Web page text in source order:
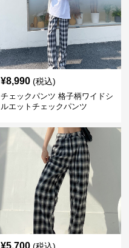
¥8,990 (税込)
チェックパンツ 格子柄ワイドシ
ルエットチェックパンツ
¥5,700